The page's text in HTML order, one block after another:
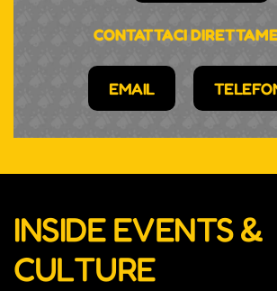
CONTATTACI
EMAIL
INSIDE EVENTS &
CULTURE